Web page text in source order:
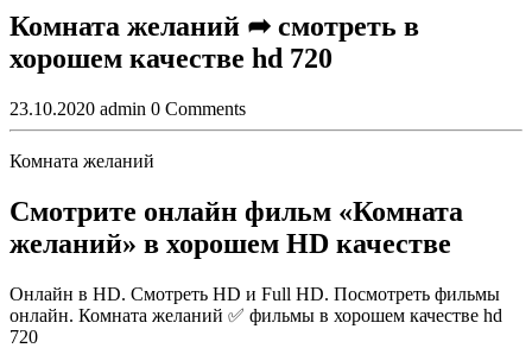
Комната желаний ➦ смотреть в
хорошем качестве hd 720
23.10.2020 admin 0 Comments
Комната желаний
Смотрите онлайн фильм «Комната
желаний» в хорошем HD качестве
Онлайн в HD. Смотреть HD и Full HD. Посмотреть фильмы
онлайн. Комната желаний ✅ фильмы в хорошем качестве hd
720